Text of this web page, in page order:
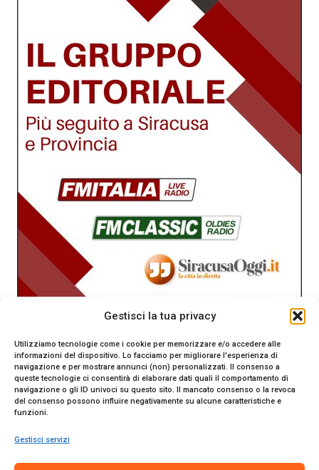
Gestisci la tua privacy
Utilizziamo tecnologie come i cookie per memorizzare e/o accedere alle
informazioni del dispositivo. Lo facciamo per migliorare l'esperienza di
navigazione e per mostrare annunci (non) personalizzati. Il consenso a
queste tecnologie ci consentirà di elaborare dati quali il comportamento di
navigazione o gli ID univoci su questo sito. Il mancato consenso o la revoca
del consenso possono influire negativamente su alcune caratteristiche e
funzioni.
Gestisci servizi